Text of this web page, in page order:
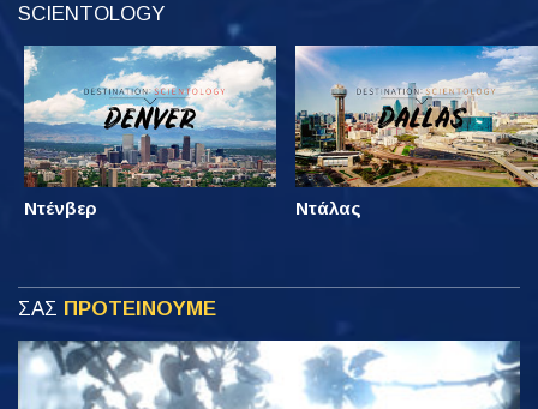
SCIENTOLOGY
Ντένβερ Ντάλας
ΣΑΣ ΠΡΟΤΕΙΝΟΥΜΕ